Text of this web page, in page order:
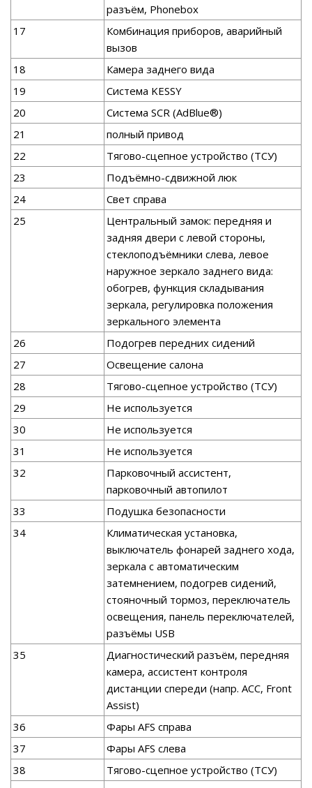
разъём, Phonebox
17
Комбинация приборов, аварийный
вызов
18
Камера заднего вида
19
Система KESSY
20
Система SCR (AdBlue®)
21
полный привод
22
Тягово-сцепное устройство (ТСУ)
23
Подъёмно-сдвижной люк
24
Свет справа
25
Центральный замок: передняя и
задняя двери с левой стороны,
стеклоподъёмники слева, левое
наружное зеркало заднего вида:
обогрев, функция складывания
зеркала, регулировка положения
зеркального элемента
26
Подогрев передних сидений
27
Освещение салона
28
Тягово-сцепное устройство (ТСУ)
29
Не используется
30
Не используется
31
Не используется
32
Парковочный ассистент,
парковочный автопилот
33
Подушка безопасности
34
Климатическая установка,
выключатель фонарей заднего хода,
зеркала с автоматическим
затемнением, подогрев сидений,
стояночный тормоз, переключатель
освещения, панель переключателей,
разъёмы USB
35
Диагностический разъём, передняя
камера, ассистент контроля
дистанции спереди (напр. ACC, Front
Assist)
36
Фары AFS справа
37
Фары AFS слева
38
Тягово-сцепное устройство (ТСУ)